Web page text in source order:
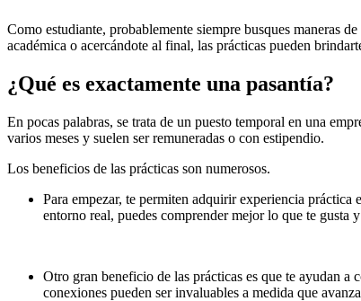
Como estudiante, probablemente siempre busques maneras
académica o acercándote al final, las prácticas pueden
¿Qué es exactamente una pasantía?
En pocas palabras, se trata de un puesto temporal en una
varios meses y suelen ser remuneradas o con estipendio.
Los beneficios de las prácticas son numerosos.
Para empezar, te permiten adquirir experiencia práctica
entorno real, puedes comprender mejor lo que te gusta
Otro gran beneficio de las prácticas es que te ayudan
conexiones pueden ser invaluables a medida que